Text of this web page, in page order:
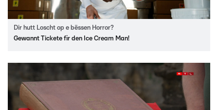
Dir hutt Loscht op e bëssen Horror?
Gewannt Tickete fir den Ice Cream Man!